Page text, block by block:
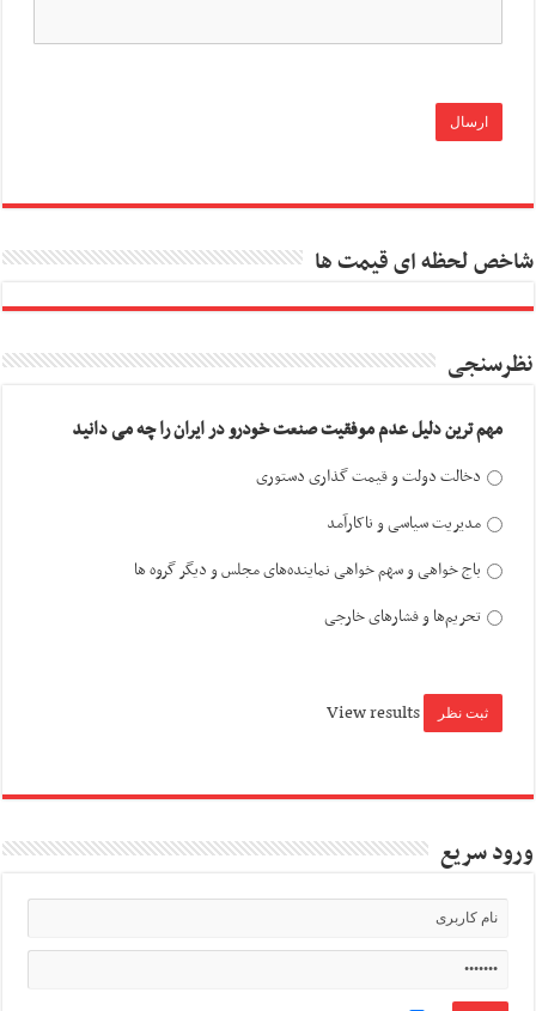
شاخص لحظه ای قیمت ها
نظرسنجی
مهم ترین دلیل عدم موفقیت صنعت خودرو در ایران را چه می دانید
دخالت دولت و قیمت گذاری دستوری
مدیریت سیاسی و ناکارآمد
باج خواهی و سهم خواهی نماینده‌های مجلس و دیگر گروه ها
تحریم‌ها و فشارهای خارجی
View results
ورود سریع